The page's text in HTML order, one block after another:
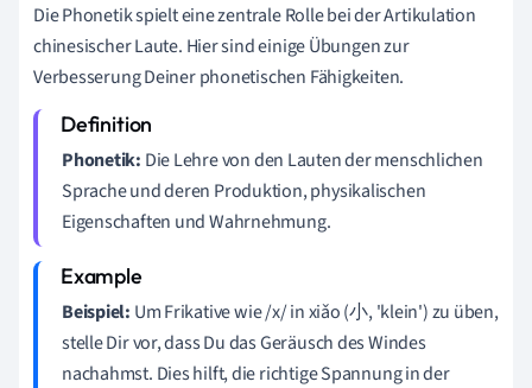
Die Phonetik spielt eine zentrale Rolle bei der Artikulation
chinesischer Laute. Hier sind einige Übungen zur
Verbesserung Deiner phonetischen Fähigkeiten.
Phonetik: Die Lehre von den Lauten der menschlichen
Sprache und deren Produktion, physikalischen
Eigenschaften und Wahrnehmung.
Beispiel: Um Frikative wie /x/ in xiǎo (小, 'klein') zu üben,
stelle Dir vor, dass Du das Geräusch des Windes
nachahmst. Dies hilft, die richtige Spannung in der